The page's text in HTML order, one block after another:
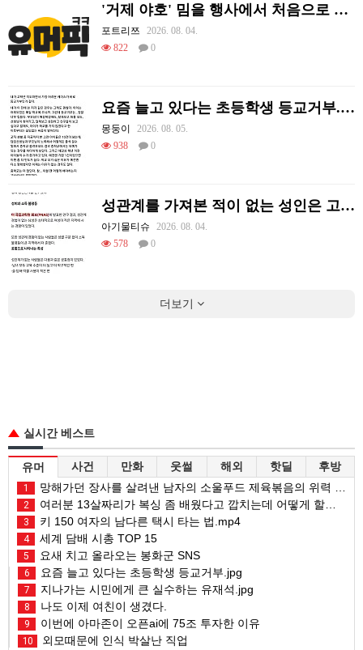
'거제 야호' 밈을 행사에서 처음으로 체감하는 리센느
포트리쯔
2026. 08. 04.
822
0
요즘 늘고 있다는 초등학생 등교거부.jpg
몽둥이
2026. 08. 05.
938
0
성관계를 가져본 적이 없는 성인은 고작 1%다
아기물티슈
2026. 08. 04.
578
0
더보기
실시간 베스트
유머 사건 만화 웃썰 해외 핫딜 후방
1 망해가던 장사를 살려낸 남자의 소울푸드 제육볶음의 위력 ㅋㅋ
2 여러분 13살짜리가 복싱 좀 배웠다고 깝치는데 어떻게 할까요?
3 키 150 여자의 남다른 택시 타는 법.mp4
4 세계 담배 시총 TOP 15
5 요새 치고 올라오는 봉화군 SNS
6 요즘 늘고 있다는 초등학생 등교거부.jpg
7 지나가는 시민에게 큰 실수하는 유재석.jpg
8 나도 이제 여친이 생겼다.
9 이번에 아마존이 오픈ai에 75조 투자한 이유
10 외모때문에 인식 박살난 직업